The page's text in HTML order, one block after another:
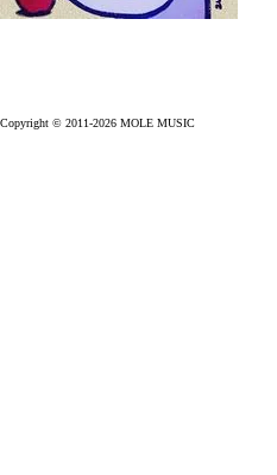
Copyright © 2011-2026 MOLE MUSIC